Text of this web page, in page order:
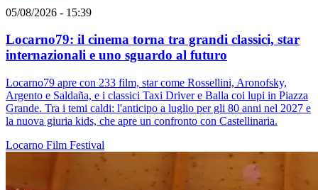
05/08/2026 - 15:39
Locarno79: il cinema torna tra grandi classici, star
internazionali e uno sguardo al futuro
Locarno79 apre con 233 film, star come Rossellini, Aronofsky,
Argento e Saldaña, e i classici Taxi Driver e Balla coi lupi in Piazza
Grande. Tra i temi caldi: l'anticipo a luglio per gli 80 anni nel 2027 e
la nuova giuria kids, che apre un confronto con Castellinaria.
Locarno Film Festival